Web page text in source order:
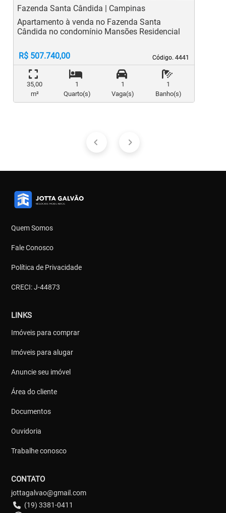
Fazenda Santa Cândida | Campinas
Código. 4441
Código. 4441
Apartamento à venda no Fazenda Santa
Cândida no condomínio Mansões Residencial
R$ 507.740,00
35,00
m²
1
Quarto(s)
1
Vaga(s)
1
Banho(s)
Quem Somos
Fale Conosco
Política de Privacidade
CRECI: J-44873
LINKS
Imóveis para comprar
Imóveis para alugar
Anuncie seu imóvel
Área do cliente
Documentos
Ouvidoria
Trabalhe conosco
CONTATO
jottagalvao@gmail.com
(19) 3381-0411